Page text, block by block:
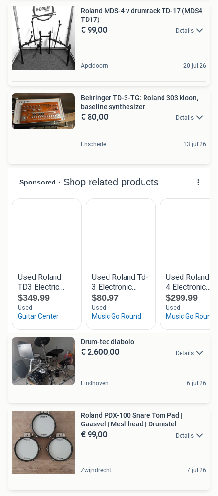
Roland MDS-4 v drumrack TD-17 (MDS4
TD17)
€ 99,00 Details
Apeldoorn 20 jul 26
Behringer TD-3-TG: Roland 303 kloon,
baseline synthesizer
€ 80,00 Details
Enschede 13 jul 26
Drum-tec diabolo
€ 2.600,00 Details
Eindhoven 6 jul 26
Roland PDX-100 Snare Tom Pad |
Gaasvel | Meshhead | Drumstel
€ 99,00 Details
Zwijndrecht 7 jul 26